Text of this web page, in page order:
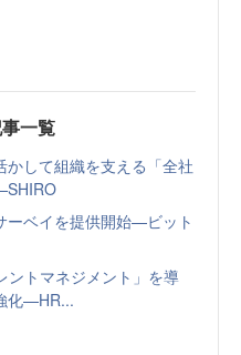
一覧
して組織を支える「全社
ーベイを提供開始—ビット
ントマネジメント」を導
化—HR...